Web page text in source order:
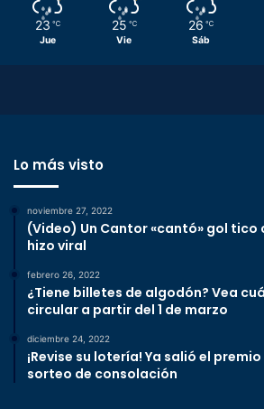
23 ℃
Jue
25 ℃
Vie
26 ℃
Sáb
Lo más visto
noviembre 27, 2022
(Video) Un Cantor «cantó» gol tico
hizo viral
febrero 26, 2022
¿Tiene billetes de algodón? Vea
circular a partir del 1 de marzo
diciembre 24, 2022
¡Revise su lotería! Ya salió el
sorteo de consolación